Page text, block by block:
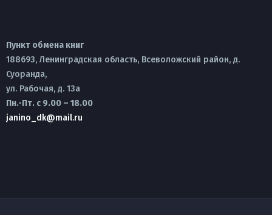
Пункт обмена книг
188693, Ленинградская область, Всеволожский район, д.
Суоранда,
ул. Рабочая, д. 13а
Пн.-Пт. с 9.00 – 18.00
janino_dk@mail.ru